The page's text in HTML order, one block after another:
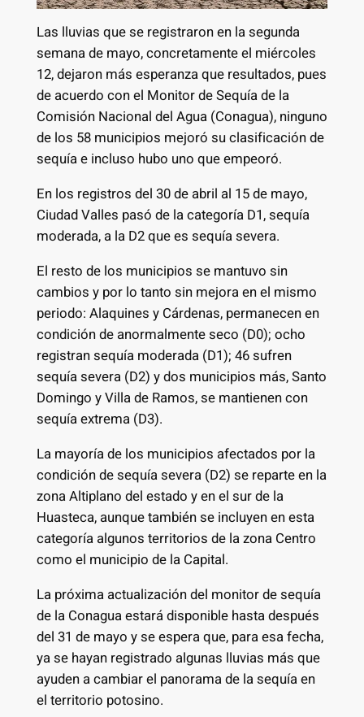
Las lluvias que se registraron en la segunda
semana de mayo, concretamente el miércoles
12, dejaron más esperanza que resultados, pues
de acuerdo con el Monitor de Sequía de la
Comisión Nacional del Agua (Conagua), ninguno
de los 58 municipios mejoró su clasificación de
sequía e incluso hubo uno que empeoró.
En los registros del 30 de abril al 15 de mayo,
Ciudad Valles pasó de la categoría D1, sequía
moderada, a la D2 que es sequía severa.
El resto de los municipios se mantuvo sin
cambios y por lo tanto sin mejora en el mismo
periodo: Alaquines y Cárdenas, permanecen en
condición de anormalmente seco (D0); ocho
registran sequía moderada (D1); 46 sufren
sequía severa (D2) y dos municipios más, Santo
Domingo y Villa de Ramos, se mantienen con
sequía extrema (D3).
La mayoría de los municipios afectados por la
condición de sequía severa (D2) se reparte en la
zona Altiplano del estado y en el sur de la
Huasteca, aunque también se incluyen en esta
categoría algunos territorios de la zona Centro
como el municipio de la Capital.
La próxima actualización del monitor de sequía
de la Conagua estará disponible hasta después
del 31 de mayo y se espera que, para esa fecha,
ya se hayan registrado algunas lluvias más que
ayuden a cambiar el panorama de la sequía en
el territorio potosino.